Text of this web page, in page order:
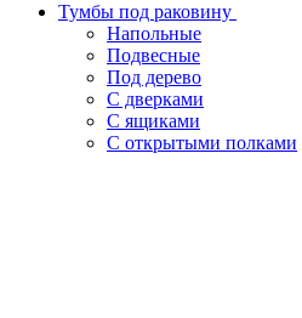
Тумбы под раковину
Напольные
Подвесные
Под дерево
С дверками
С ящиками
С открытыми полками